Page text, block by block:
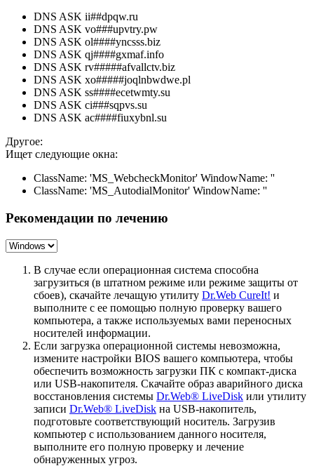
DNS ASK ii##dpqw.ru
DNS ASK vo###upvtry.pw
DNS ASK ol####yncsss.biz
DNS ASK qj####gxmaf.info
DNS ASK rv#####afvallctv.biz
DNS ASK xo#####joqlnbwdwe.pl
DNS ASK ss####ecetwmty.su
DNS ASK ci###sqpvs.su
DNS ASK ac####fiuxybnl.su
Другое:
Ищет следующие окна:
ClassName: 'MS_WebcheckMonitor' WindowName: ''
ClassName: 'MS_AutodialMonitor' WindowName: ''
Рекомендации по лечению
В случае если операционная система способна
загрузиться (в штатном режиме или режиме защиты от
сбоев), скачайте лечащую утилиту Dr.Web CureIt! и
выполните с ее помощью полную проверку вашего
компьютера, а также используемых вами переносных
носителей информации.
Если загрузка операционной системы невозможна,
измените настройки BIOS вашего компьютера, чтобы
обеспечить возможность загрузки ПК с компакт-диска
или USB-накопителя. Скачайте образ аварийного диска
восстановления системы Dr.Web® LiveDisk или утилиту
записи Dr.Web® LiveDisk на USB-накопитель,
подготовьте соответствующий носитель. Загрузив
компьютер с использованием данного носителя,
выполните его полную проверку и лечение
обнаруженных угроз.